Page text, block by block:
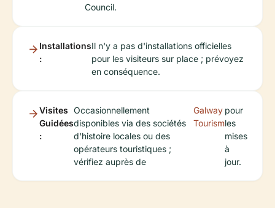
Council.
Installations
:
Il n'y a pas d'installations officielles
pour les visiteurs sur place ; prévoyez
en conséquence.
Visites
Guidées
:
Occasionnellement
disponibles via des sociétés
d'histoire locales ou des
opérateurs touristiques ;
vérifiez auprès de
Galway
Tourism
pour
les
mises
à
jour.